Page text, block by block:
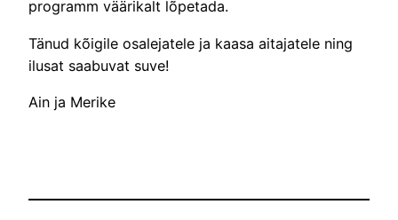
programm väärikalt lõpetada.
Tänud kõigile osalejatele ja kaasa aitajatele ning
ilusat saabuvat suve!
Ain ja Merike